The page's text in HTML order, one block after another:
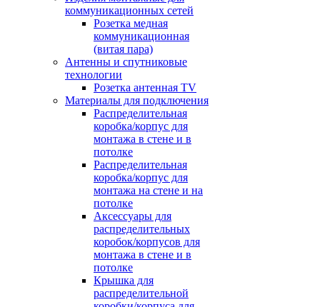
коммуникационных сетей
Розетка медная
коммуникационная
(витая пара)
Антенны и спутниковые
технологии
Розетка антенная TV
Материалы для подключения
Распределительная
коробка/корпус для
монтажа в стене и в
потолке
Распределительная
коробка/корпус для
монтажа на стене и на
потолке
Аксессуары для
распределительных
коробок/корпусов для
монтажа в стене и в
потолке
Крышка для
распределительной